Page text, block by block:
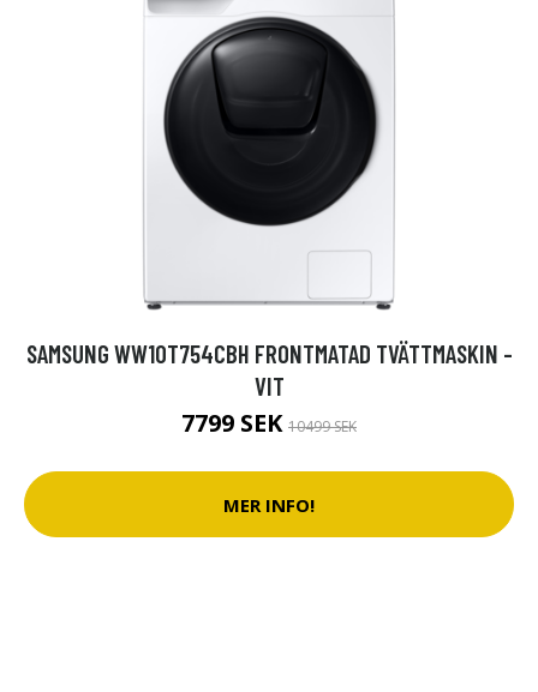
SAMSUNG WW10T754CBH FRONTMATAD TVÄTTMASKIN -
VIT
7799 SEK 10499 SEK
MER INFO!